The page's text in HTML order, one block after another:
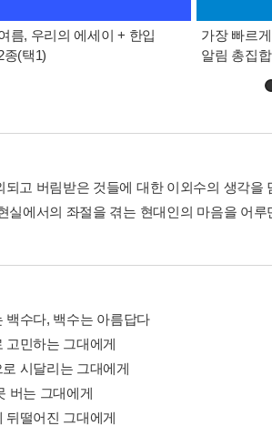
름, 우리의 에세이 + 한입
종(택1)
가장 빠르
알림 총집합
되고 버림받은 것들에 대한 이외수의 생각
실에서의 좌절을 겪는 현대인의 마음을 어
백수다, 백수는 아름답다
고민하는 그대에게
시달리는 그대에게
버는 그대에게
뒤떨어진 그대에게